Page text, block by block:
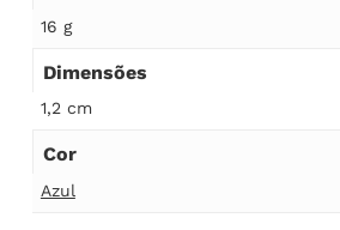
16 g
Dimensões
1,2 cm
Cor
Azul